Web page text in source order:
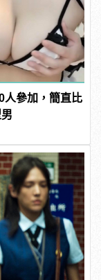
人參加，簡直比